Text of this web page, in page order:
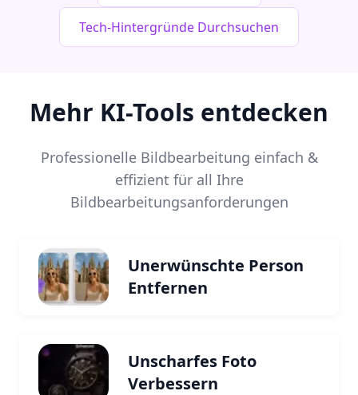
Tech-Hintergründe Durchsuchen
Mehr KI-Tools entdecken
Professionelle Bildbearbeitung einfach &
effizient für all Ihre
Bildbearbeitungsanforderungen
Unerwünschte Person
Entfernen
Unscharfes Foto
Verbessern